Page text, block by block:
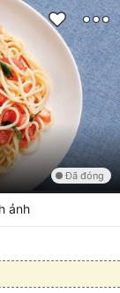
Đã đóng
ảnh